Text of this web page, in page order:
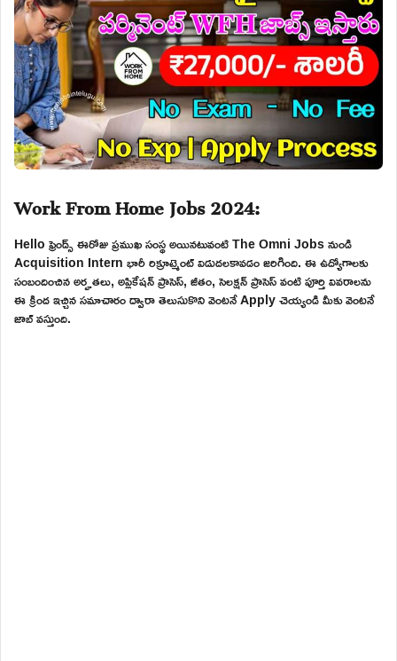
Work From Home Jobs 2024:
Hello ఫ్రెండ్స్ ఈరోజు ప్రముఖ సంస్థ అయినటువంటి The Omni Jobs నుండి
Acquisition Intern భారీ రిక్రూట్మెంట్ విడుదలకావడం జరిగింది. ఈ ఉద్యోగాలకు
సంబందించిన అర్హతలు, అప్లికేషన్ ప్రాసెస్, జీతం, సెలక్షన్ ప్రాసెస్ వంటి పూర్తి వివరాలను
ఈ క్రింద ఇచ్చిన సమాచారం ద్వారా తెలుసుకొని వెంటనే Apply చెయ్యండి మీకు వెంటనే
జాబ్ వస్తుంది.